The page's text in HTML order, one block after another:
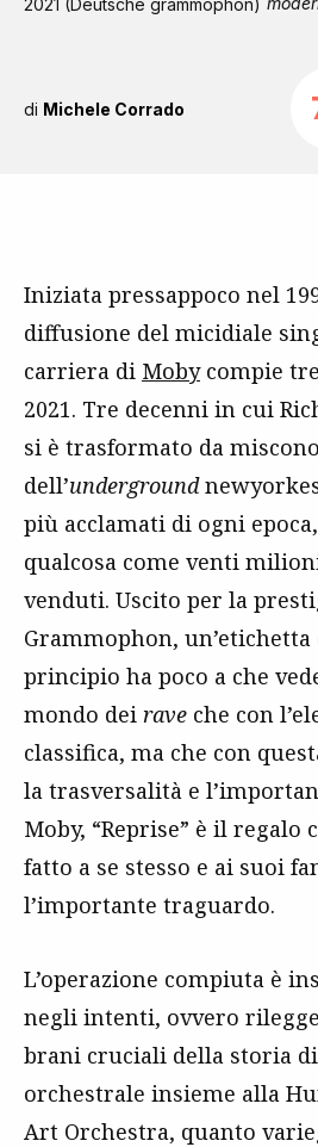
2021 (Deutsche grammophon)
di Michele Corrado
Iniziata pressappoco nel
diffusione del micidiale
carriera di Mobycompie
2021. Tre decenni in cui
si è trasformato da
dell’underground
più acclamati di ogni
qualcosa come venti
venduti. Uscito per la
Grammophon,
principio ha poco a che
mondo dei rave che con
classifica, ma che con
la trasversalità e
Moby, “Reprise” è il regalo
fatto a se stesso e ai suoi
l’importante traguardo.
L’operazione compiuta è
negli intenti, ovvero
brani cruciali della storia
orchestrale insieme alla
Art Orchestra, quanto